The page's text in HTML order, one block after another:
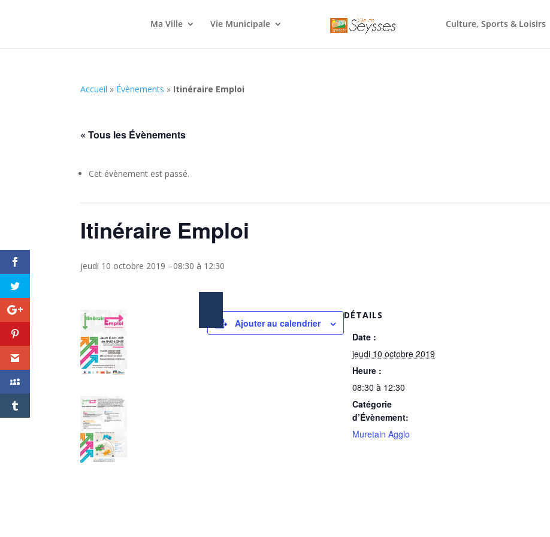
Ma Ville Vie Municipale Culture, Sports & Loisirs
Accueil » Évènements » Itinéraire Emploi
« Tous les Évènements
Cet évènement est passé.
Itinéraire Emploi
jeudi 10 octobre 2019 - 08:30 à 12:30
Ajouter au calendrier
DÉTAILS
Date :
jeudi 10 octobre 2019
Heure :
08:30 à 12:30
Catégorie
d’Évènement:
Muretain Agglo